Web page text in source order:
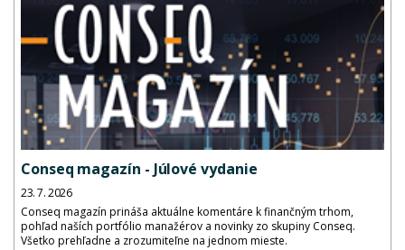
Conseq magazín - Júlové vydanie
23. 7. 2026
Conseq magazín prináša aktuálne komentáre k finančným trhom,
pohľad naších portfólio manažérov a novinky zo skupiny Conseq.
Všetko prehľadne a zrozumiteľne na jednom mieste.